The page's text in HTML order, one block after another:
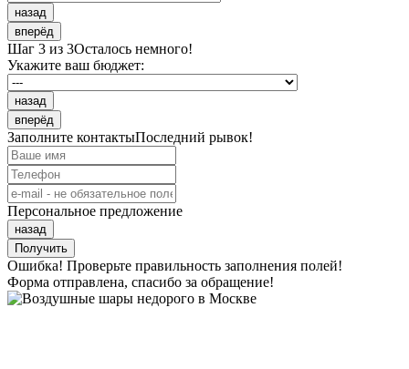
назад
вперёд
Шаг 3 из 3Осталось немного!
Укажите ваш бюджет:
назад
вперёд
Заполните контактыПоследний рывок!
Персональное предложение
назад
Получить
Ошибка! Проверьте правильность заполнения полей!
Форма отправлена, спасибо за обращение!